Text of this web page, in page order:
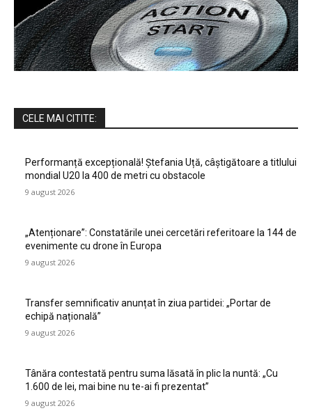
CELE MAI CITITE:
Performanță excepțională! Ștefania Uță, câștigătoare a titlului
mondial U20 la 400 de metri cu obstacole
9 august 2026
„Atenționare”: Constatările unei cercetări referitoare la 144 de
evenimente cu drone în Europa
9 august 2026
Transfer semnificativ anunțat în ziua partidei: „Portar de
echipă națională”
9 august 2026
Tânăra contestată pentru suma lăsată în plic la nuntă: „Cu
1.600 de lei, mai bine nu te-ai fi prezentat”
9 august 2026